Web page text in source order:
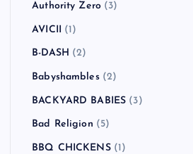
Authority Zero (3)
AVICII (1)
B-DASH (2)
Babyshambles(2)
BACKYARD BABIES (3)
Bad Religion (5)
BBQ CHICKENS(1)